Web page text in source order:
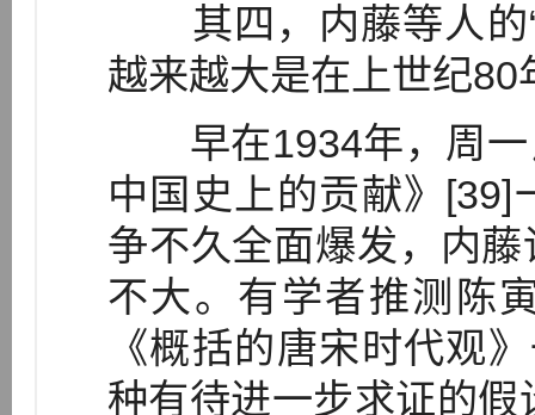
其四，内藤等人的“
越来越大是在上世纪80
早在1934年，周一
中国史上的贡献》
争不久全面爆发，内
不大。有学者推测陈
《概括的唐宋时代观
种有待进一步求证的